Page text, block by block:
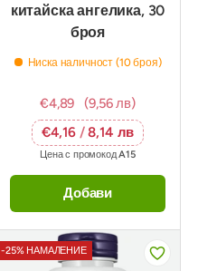
китайска ангелика, 30
броя
Ниска наличност (10 броя)
€4,89
(9,56 лв)
€4,16 /8,14 лв
Цена с промокодA15
Добави
-25% НАМАЛЕНИЕ